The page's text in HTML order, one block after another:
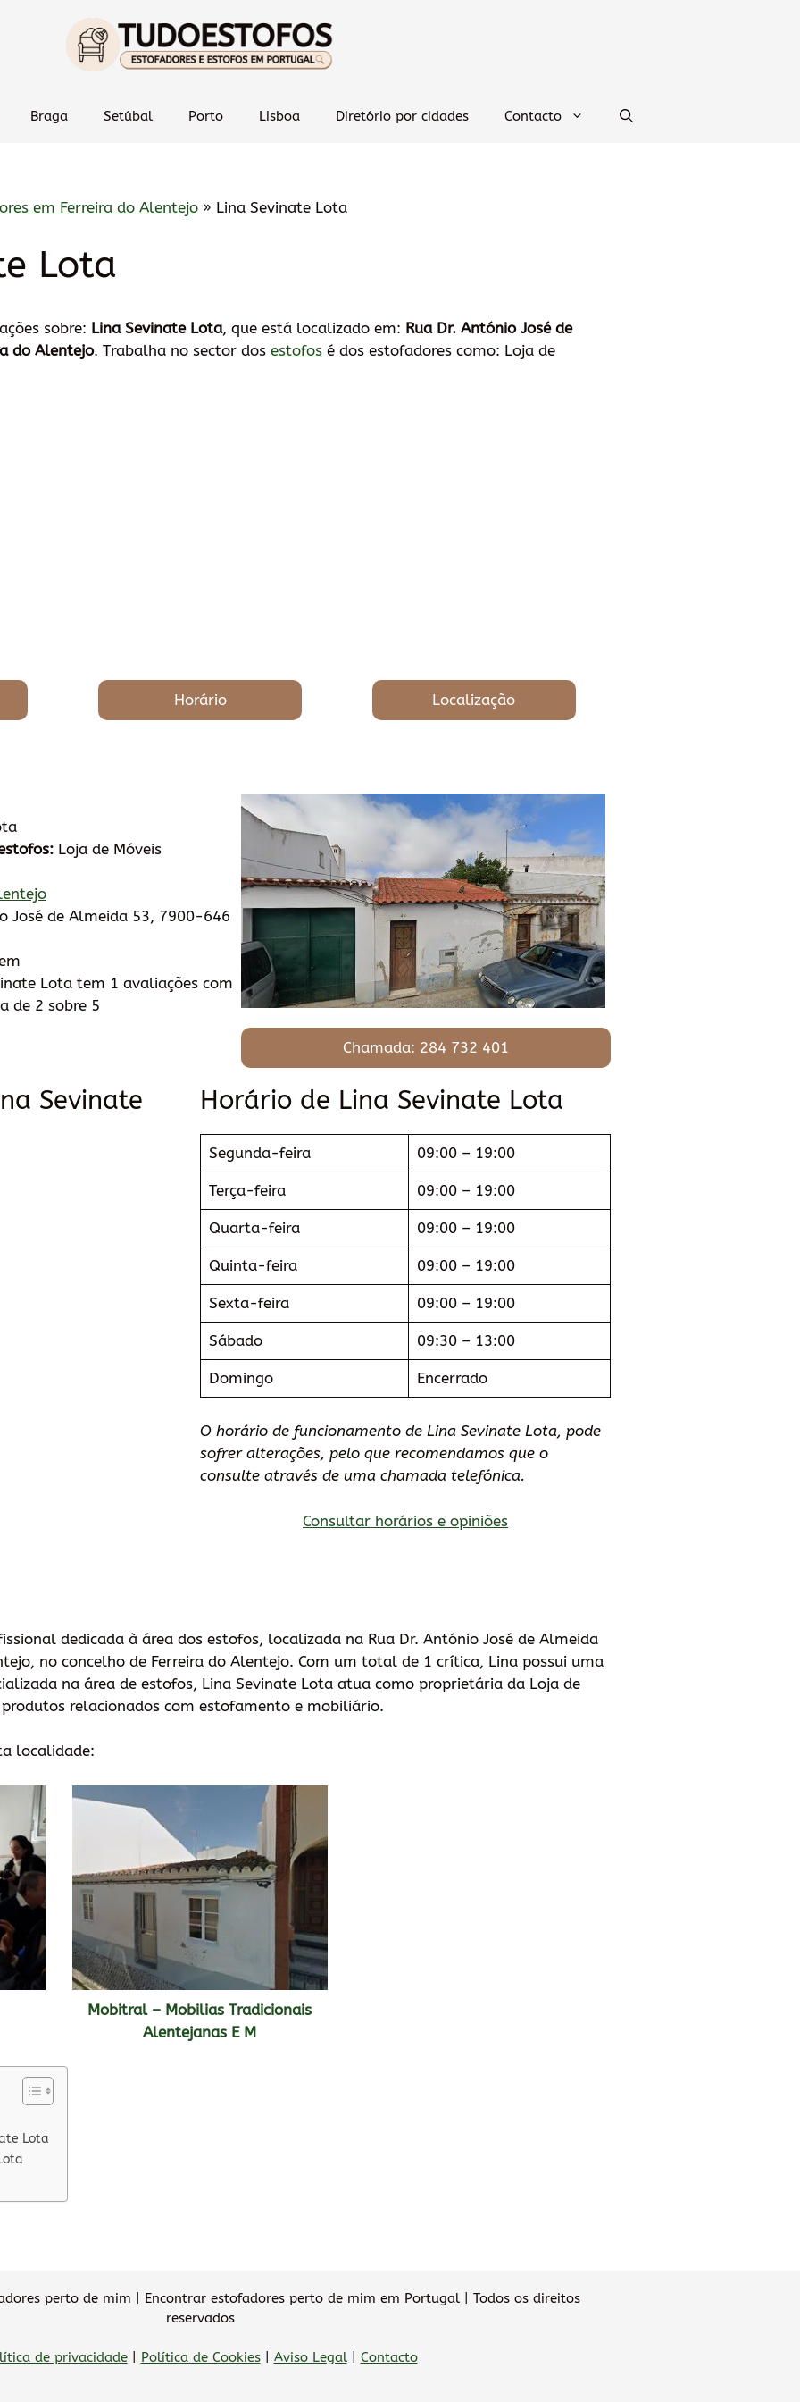
Braga Setúbal Porto Lisboa Diretório por cidades Contacto
em Ferreira do Alentejo » Lina Sevinate Lota
Lota
sobre: Lina Sevinate Lota, que está localizado em: Rua Dr. António José de
do Alentejo. Trabalha no sector dos estofos é dos estofadores como: Loja de
Horário Localização
Loja de Móveis
José de Almeida 53, 7900-646
Lota tem 1 avaliações com
de 2 sobre 5
Chamada: 284 732 401
Sevinate
Horário de Lina Sevinate Lota
Segunda-feira 09:00 – 19:00
Terça-feira 09:00 – 19:00
Quarta-feira 09:00 – 19:00
Quinta-feira 09:00 – 19:00
Sexta-feira 09:00 – 19:00
Sábado 09:30 – 13:00
Domingo Encerrado
O horário de funcionamento de Lina Sevinate Lota, pode
sofrer alterações, pelo que recomendamos que o
consulte através de uma chamada telefónica.
Consultar horários e opiniões
dedicada à área dos estofos, localizada na Rua Dr. António José de Almeida
no concelho de Ferreira do Alentejo. Com um total de 1 crítica, Lina possui uma
na área de estofos, Lina Sevinate Lota atua como proprietária da Loja de
produtos relacionados com estofamento e mobiliário.
localidade:
Mobitral – Mobilias Tradicionais
Alentejanas E M
Lota
perto de mim | Encontrar estofadores perto de mim em Portugal | Todos os direitos
reservados
de privacidade| Política de Cookies| Aviso Legal| Contacto